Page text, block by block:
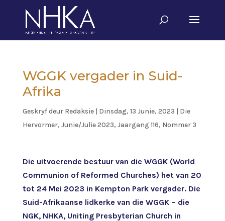
WGGK vergader in Suid-
Afrika
Geskryf deur Redaksie| Dinsdag, 13 Junie, 2023 | Die
Hervormer, Junie/Julie 2023, Jaargang 116, Nommer 3
Die uitvoerende bestuur van die WGGK (World
Communion of Reformed Churches) het van 20
tot 24 Mei 2023 in Kempton Park vergader. Die
Suid-Afrikaanse lidkerke van die WGGK – die
NGK, NHKA, Uniting Presbyterian Church in